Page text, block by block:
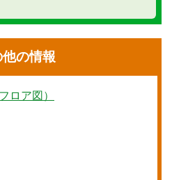
他の情報
ロア図）